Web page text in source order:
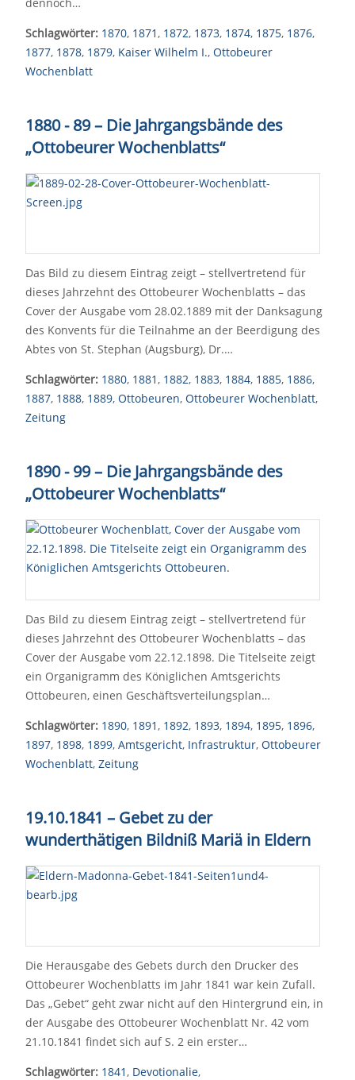
Schlagwörter: 1870, 1871, 1872, 1873, 1874, 1875, 1876,
1877, 1878, 1879, Kaiser Wilhelm I., Ottobeurer
Wochenblatt
1880 - 89 – Die Jahrgangsbände des
„Ottobeurer Wochenblatts“
Das Bild zu diesem Eintrag zeigt – stellvertretend für
dieses Jahrzehnt des Ottobeurer Wochenblatts – das
Cover der Ausgabe vom 28.02.1889 mit der Danksagung
des Konvents für die Teilnahme an der Beerdigung des
Abtes von St. Stephan (Augsburg), Dr.…
Schlagwörter: 1880, 1881, 1882, 1883, 1884, 1885, 1886,
1887, 1888, 1889, Ottobeuren, Ottobeurer Wochenblatt,
Zeitung
1890 - 99 – Die Jahrgangsbände des
„Ottobeurer Wochenblatts“
Das Bild zu diesem Eintrag zeigt – stellvertretend für
dieses Jahrzehnt des Ottobeurer Wochenblatts – das
Cover der Ausgabe vom 22.12.1898. Die Titelseite zeigt
ein Organigramm des Königlichen Amtsgerichts
Ottobeuren, einen Geschäftsverteilungsplan…
Schlagwörter: 1890, 1891, 1892, 1893, 1894, 1895, 1896,
1897, 1898, 1899, Amtsgericht, Infrastruktur, Ottobeurer
Wochenblatt, Zeitung
19.10.1841 – Gebet zu der
wunderthätigen Bildniß Mariä in Eldern
Die Herausgabe des Gebets durch den Drucker des
Ottobeurer Wochenblatts im Jahr 1841 war kein Zufall.
Das „Gebet“ geht zwar nicht auf den Hintergrund ein, in
der Ausgabe des Ottobeurer Wochenblatt Nr. 42 vom
21.10.1841 findet sich auf S. 2 ein erster…
Schlagwörter: 1841, Devotionalie,